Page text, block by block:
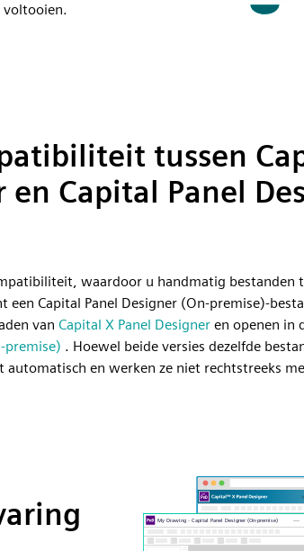
voltooien.
tussen
en Capital Panel
waardoor u handmatig bestanden
Capital Panel Designer (On-premise)-
van Capital X Panel Designer en openen in
premise) . Hoewel beide versies dezelfde
automatisch en werken ze niet rechtstreeks